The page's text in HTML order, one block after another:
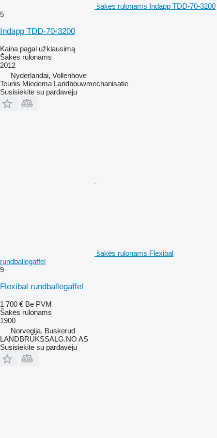
šakės rulonams Indapp TDD-70-3200
5
Indapp TDD-70-3200
Kaina pagal užklausimą
Šakės rulonams
2012
Nyderlandai, Vollenhove
Teunis Miedema Landbouwmechanisatie
Susisiekite su pardavėju
šakės rulonams Flexibal
rundballegaffel
9
Flexibal rundballegaffel
1 700 € Be PVM
Šakės rulonams
1900
Norvegija, Buskerud
LANDBRUKSSALG.NO AS
Susisiekite su pardavėju